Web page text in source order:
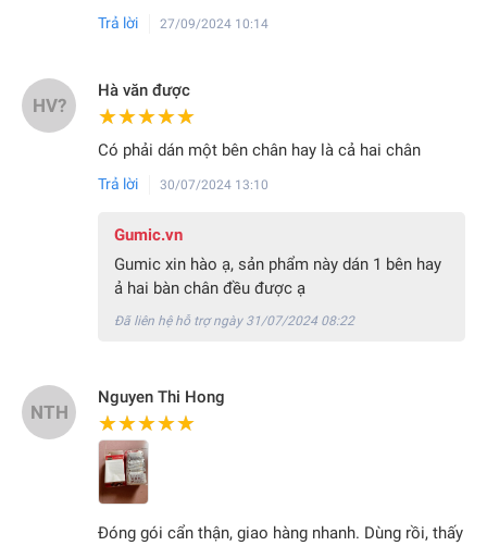
Trả lời 27/09/2024 10:14
HV?
Hà văn được
★★★★★
★★★★★
Có phải dán một bên chân hay là cả hai chân
Trả lời 30/07/2024 13:10
Gumic.vn
Gumic xin hào ạ, sản phẩm này dán 1 bên hay
ả hai bàn chân đều được ạ
Đã liên hệ hỗ trợ ngày 31/07/2024 08:22
NTH
Nguyen Thi Hong
★★★★★
★★★★★
Đóng gói cẩn thận, giao hàng nhanh. Dùng rồi, thấy